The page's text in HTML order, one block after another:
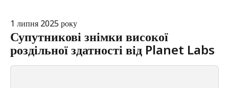
1 липня 2025 року
Супутникові знімки високої
роздільної здатності від Planet Labs